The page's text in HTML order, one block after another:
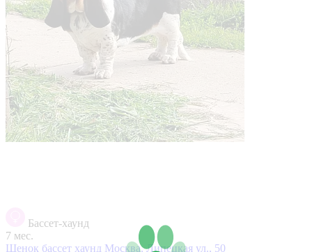
Бассет-хаунд
7 мес.
Щенок бассет хаунд Москва, Липецкая ул., 50